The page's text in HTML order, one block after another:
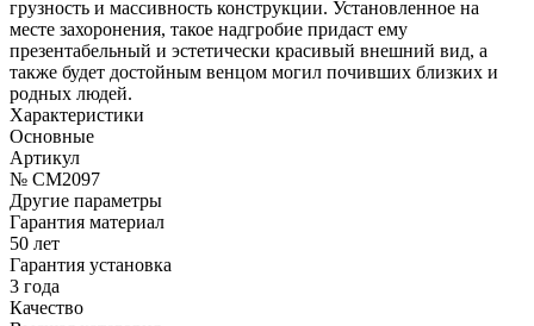
грузность и массивность конструкции. Установленное на
месте захоронения, такое надгробие придаст ему
презентабельный и эстетически красивый внешний вид, а
также будет достойным венцом могил почивших близких и
родных людей.
Характеристики
Основные
Артикул
№ CM2097
Другие параметры
Гарантия материал
50 лет
Гарантия установка
3 года
Качество